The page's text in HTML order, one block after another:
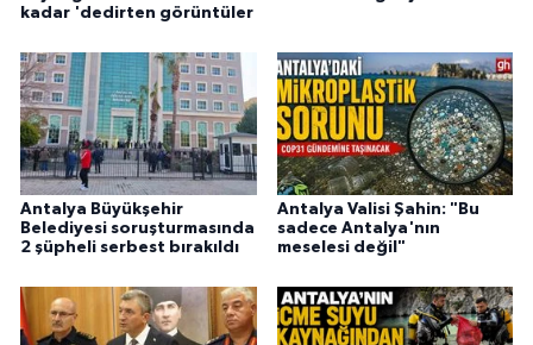
kadar 'dedirten görüntüler
Antalya Büyükşehir
Belediyesi soruşturmasında
2 şüpheli serbest bırakıldı
Antalya Valisi Şahin: "Bu
sadece Antalya'nın
meselesi değil"